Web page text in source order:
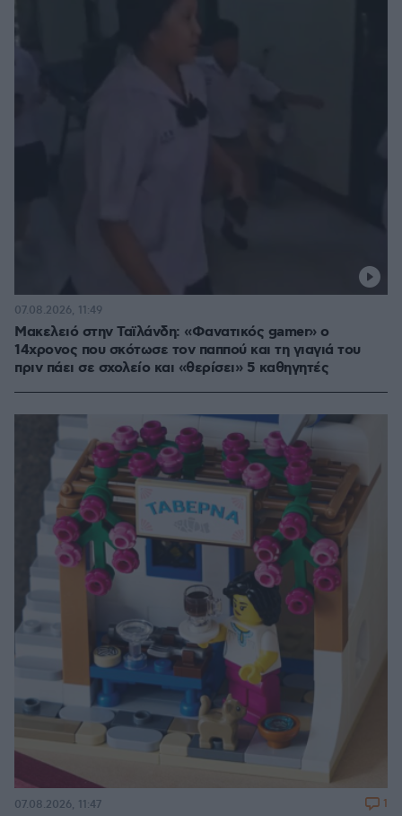
Μακελειό στην Ταϊλάνδη: «Φανατικός gamer» ο
14χρονος που σκότωσε τον παππού και τη γιαγιά του
πριν πάει σε σχολείο και «θερίσει» 5 καθηγητές
07.08.2026, 11:49
07.08.2026, 11:47 1